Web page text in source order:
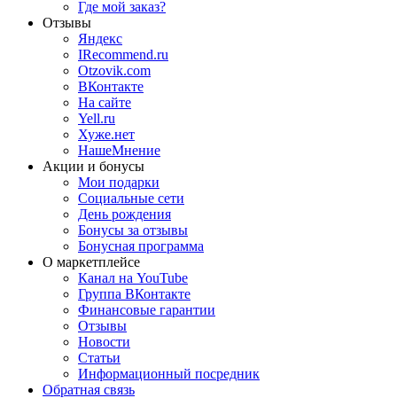
Где мой заказ?
Отзывы
Яндекс
IRecommend.ru
Otzovik.com
ВКонтакте
На сайте
Yell.ru
Хуже.нет
НашеМнение
Акции и бонусы
Мои подарки
Социальные сети
День рождения
Бонусы за отзывы
Бонусная программа
О маркетплейсе
Канал на YouTube
Группа ВКонтакте
Финансовые гарантии
Отзывы
Новости
Статьи
Информационный посредник
Обратная связь